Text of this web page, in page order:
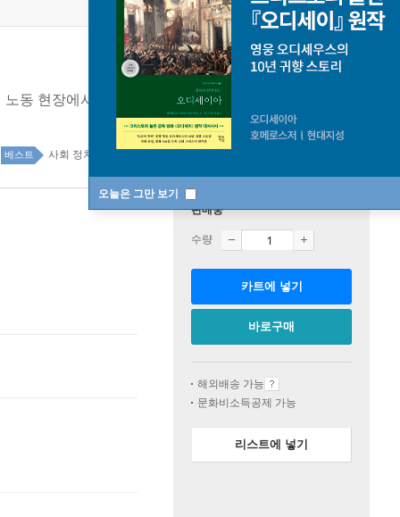
오늘은 그만 보기
동 현장에서 쓴 죽음 르포르타주
베스트 사회 정치 top100 16주
판매중
수량
카트에 넣기
바로구매
해외배송 가능
문화비소득공제 가능
리스트에 넣기